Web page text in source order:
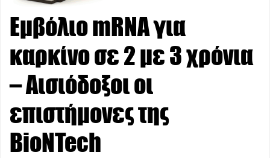
Εμβόλιο mRNA για
καρκίνο σε 2 με 3 χρόνια
– Αισιόδοξοι οι
επιστήμονες της
BioNTech